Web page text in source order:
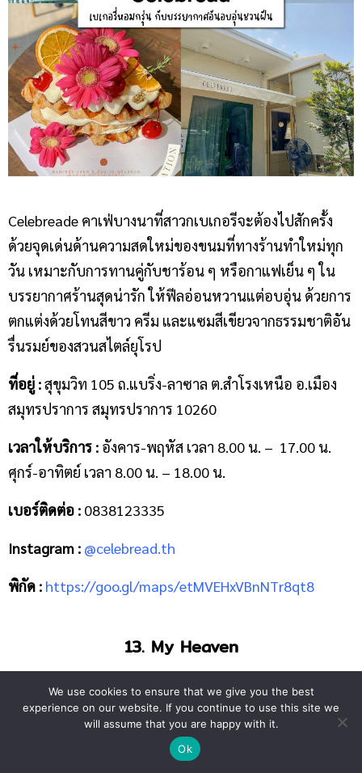
Celebreade คาเฟ่บางนาที่สาวกเบเกอรีจะต้องไปสักครั้ง
ด้วยจุดเด่นด้านความสดใหม่ของขนมที่ทางร้านทำใหม่ทุก
วัน เหมาะกับการทานคู่กับชาร้อน ๆ หรือกาแฟเย็น ๆ ใน
บรรยากาศร้านสุดน่ารัก ให้ฟีลอ่อนหวานแต่อบอุ่น ด้วยการ
ตกแต่งด้วยโทนสีขาว ครีม และแซมสีเขียวจากธรรมชาติอัน
รื่นรมย์ของสวนสไตล์ยุโรป
ที่อยู่ :สุขุมวิท 105 ถ.แบริ่ง-ลาซาล ต.สำโรงเหนือ อ.เมือง
สมุทรปราการ สมุทรปราการ 10260
เวลาให้บริการ : อังคาร-พฤหัส เวลา 8.00 น. – 17.00 น.
ศุกร์-อาทิตย์ เวลา 8.00 น. – 18.00 น.
เบอร์ติดต่อ : 0838123335
Instagram : @celebread.th
พิกัด : https://goo.gl/maps/etMVEHxVBnNTr8qt8
13. My Heaven
We use cookies to ensure that we give you the best
experience on our website. If you continue to use this site we
will assume that you are happy with it.
Ok